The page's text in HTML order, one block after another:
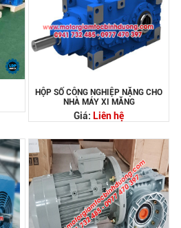
HỘP SỐ CÔNG NGHIỆP NẶNG CHO
NHÀ MÁY XI MĂNG
Giá: Liên hệ